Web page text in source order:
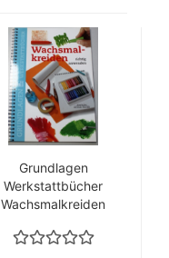
Grundlagen
Werkstattbücher
Wachsmalkreiden